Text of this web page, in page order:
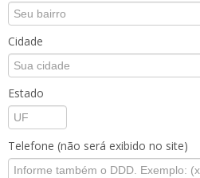
Cidade
Estado
Telefone (não será exibido no site)